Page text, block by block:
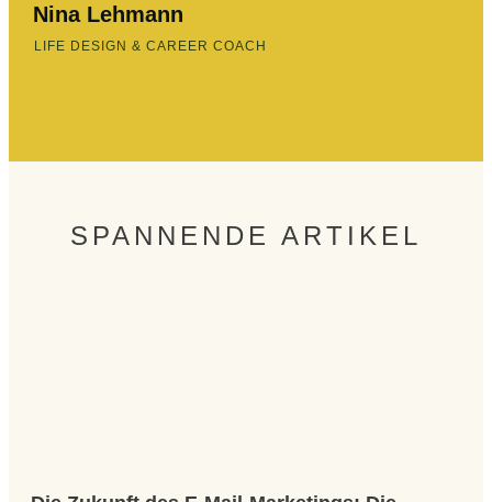
Nina Lehmann
LIFE DESIGN & CAREER COACH
SPANNENDE ARTIKEL